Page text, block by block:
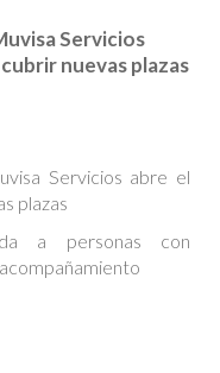
Servicios
nuevas plazas
Servicios abre el
plazas
a personas con